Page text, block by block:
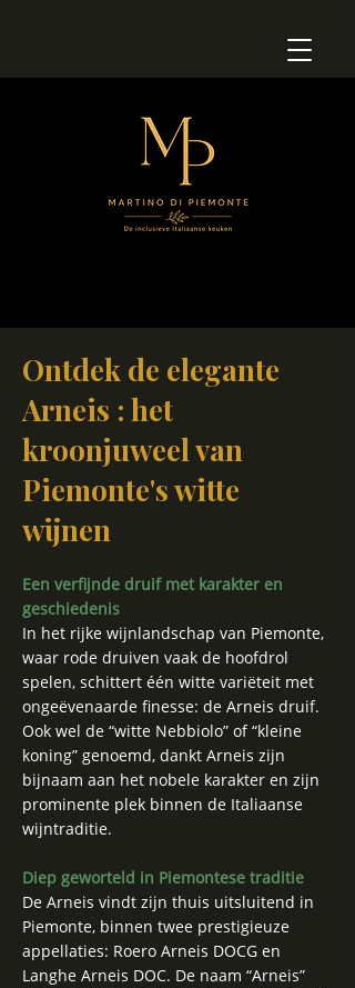
Ontdek de elegante
Arneis : het
kroonjuweel van
Piemonte's witte
wijnen
Een verfijnde druif met karakter en
geschiedenis
In het rijke wijnlandschap van Piemonte,
waar rode druiven vaak de hoofdrol
spelen, schittert één witte variëteit met
ongeëvenaarde finesse: de Arneis druif.
Ook wel de “witte Nebbiolo” of “kleine
koning” genoemd, dankt Arneis zijn
bijnaam aan het nobele karakter en zijn
prominente plek binnen de Italiaanse
wijntraditie.
Diep geworteld in Piemontese traditie
De Arneis vindt zijn thuis uitsluitend in
Piemonte, binnen twee prestigieuze
appellaties: Roero Arneis DOCG en
Langhe Arneis DOC. De naam “Arneis”